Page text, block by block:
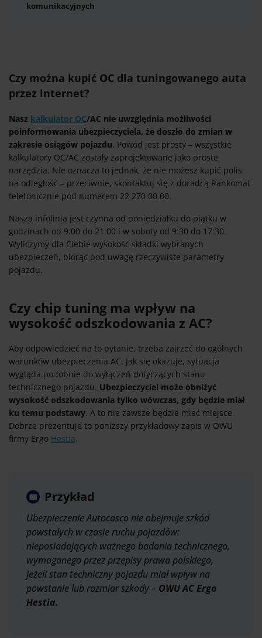
komunikacyjnych
Czy można kupić OC dla tuningowanego auta
przez internet?
Nasz kalkulator OC/AC nie uwzględnia możliwości
poinformowania ubezpieczyciela, że doszło do zmian w
zakresie osiągów pojazdu. Powód jest prosty – wszystkie
kalkulatory OC/AC zostały zaprojektowane jako proste
narzędzia. Nie oznacza to jednak, że nie możesz kupić polis
na odległość – przeciwnie, skontaktuj się z doradcą Rankomat
telefonicznie pod numerem 22 270 00 00.
Nasza infolinia jest czynna od poniedziałku do piątku w
godzinach od 9:00 do 21:00 i w soboty od 9:30 do 17:30.
Wyliczymy dla Ciebie wysokość składki wybranych
ubezpieczeń, biorąc pod uwagę rzeczywiste parametry
pojazdu.
Czy chip tuning ma wpływ na
wysokość odszkodowania z AC?
Aby odpowiedzieć na to pytanie, trzeba zajrzeć do ogólnych
warunków ubezpieczenia AC. Jak się okazuje, sytuacja
wygląda podobnie do wyłączeń dotyczących stanu
technicznego pojazdu. Ubezpieczyciel może obniżyć
wysokość odszkodowania tylko wówczas, gdy będzie miał
ku temu podstawy. A to nie zawsze będzie mieć miejsce.
Dobrze prezentuje to poniższy przykładowy zapis w OWU
firmy Ergo Hestia.
Przykład
Ubezpieczenie Autocasco nie obejmuje szkód
powstałych w czasie ruchu pojazdów:
nieposiadających ważnego badania technicznego,
wymaganego przez przepisy prawa polskiego,
jeżeli stan techniczny pojazdu miał wpływ na
powstanie lub rozmiar szkody – OWU AC Ergo
Hestia.